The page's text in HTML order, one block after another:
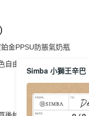
金PPSU防脹氣奶瓶
由選
Simba 小獅王辛巴